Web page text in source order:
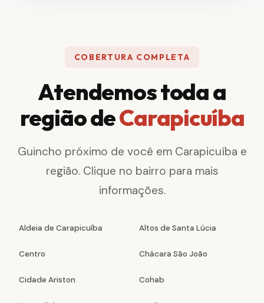
COBERTURA COMPLETA
Atendemos toda a
região deCarapicuíba
Guincho próximo de você em Carapicuíba e
região. Clique no bairro para mais
informações.
Aldeia de Carapicuíba Altos de Santa Lúcia
Centro Chácara São João
Cidade Ariston Cohab